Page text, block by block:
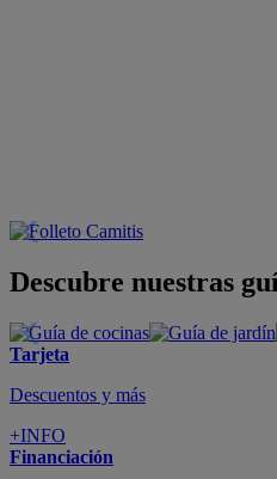
Descubre nuestras
Tarjeta
Descuentos y más
+INFO
Financiación